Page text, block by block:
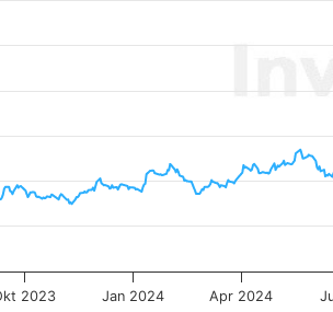
Jan 2024
2023 Apr 2024